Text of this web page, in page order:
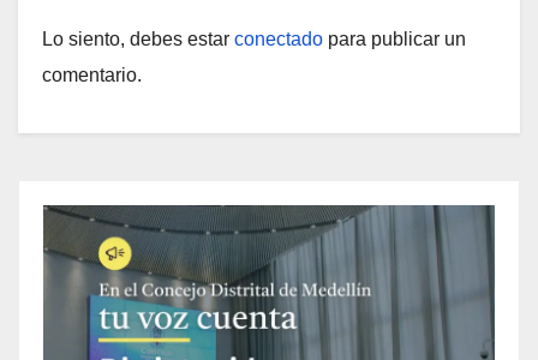
Lo siento, debes estar conectado para publicar un
comentario.